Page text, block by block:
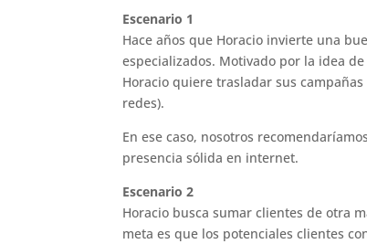
Escenario 1
Hace años que Horacio invierte una
especializados. Motivado por la idea
Horacio quiere trasladar sus
redes).
En ese caso, nosotros
presencia sólida en internet.
Escenario 2
Horacio busca sumar clientes de otra
meta es que los potenciales clientes